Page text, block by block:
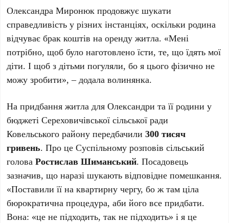
Олександра Миронюк продовжує шукати
справедливість у різних інстанціях, оскільки родина
відчуває брак коштів на оренду житла. «Мені
потрібно, щоб було наготовлено їсти, те, що їдять мої
діти. І щоб з дітьми погуляли, бо я цього фізично не
можу зробити», – додала волинянка.
На придбання житла для Олександри та її родини у
бюджеті Сереховичівської сільської ради
Ковельського району передбачили300 тисяч
гривень. Про це Суспільному розповів сільський
головаРостислав Шиманський. Посадовець
зазначив, що наразі шукають відповідне помешкання.
«Поставили її на квартирну чергу, бо ж там ціла
бюрократична процедура, аби його все придбати.
Вона: «це не підходить, так не підходить» і я це